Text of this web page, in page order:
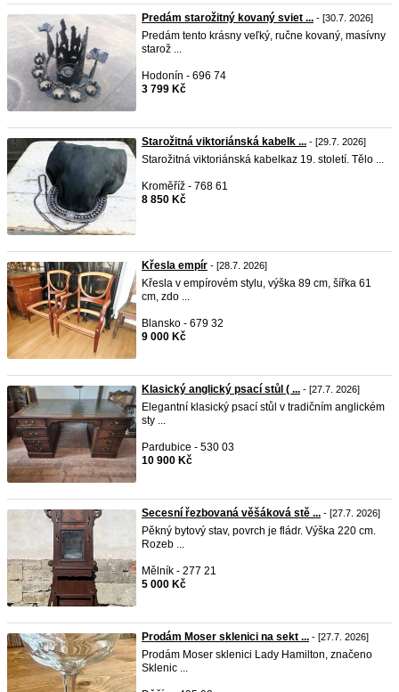
Predám starožitný kovaný sviet ... - [30.7. 2026]
Predám tento krásny veľký, ručne kovaný, masívny
starož ...
Hodonín - 696 74
3 799 Kč
Starožitná viktoriánská kabelk ... - [29.7. 2026]
Starožitná viktoriánská kabelkaz 19. století. Tělo ...
Kroměříž - 768 61
8 850 Kč
Křesla empír - [28.7. 2026]
Křesla v empírovém stylu, výška 89 cm, šířka 61
cm, zdo ...
Blansko - 679 32
9 000 Kč
Klasický anglický psací stůl ( ... - [27.7. 2026]
Elegantní klasický psací stůl v tradičním anglickém
sty ...
Pardubice - 530 03
10 900 Kč
Secesní řezbovaná věšáková stě ... - [27.7. 2026]
Pěkný bytový stav, povrch je fládr. Výška 220 cm.
Rozeb ...
Mělník - 277 21
5 000 Kč
Prodám Moser sklenici na sekt ... - [27.7. 2026]
Prodám Moser sklenici Lady Hamilton, značeno
Sklenic ...